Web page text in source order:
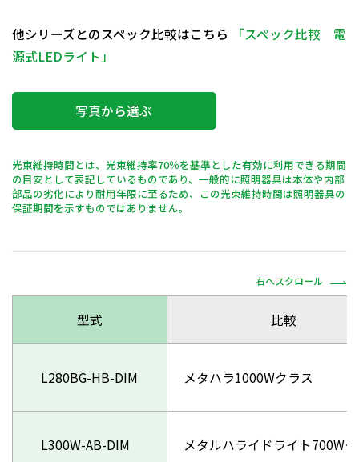
他シリーズとのスペック比較はこちら
「スペック比較 電
源式LEDライト」
写真から選ぶ
光束維持時間とは、光束維持率70％を基準とした有効に利用できる期間
の目安として表記しているものであり、一般的に照明器具は本体や内部
部品の劣化により耐用年限に至るため、この光束維持時間は照明器具の
保証期間を示すものではありません。
右へスクロール
型式 比較
L280BG-HB-DIM メタハラ1000Wクラス
L300W-AB-DIM メタルハライドライト700W